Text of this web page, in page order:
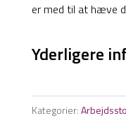
er med til at hæve
Yderligere
Kategorier: